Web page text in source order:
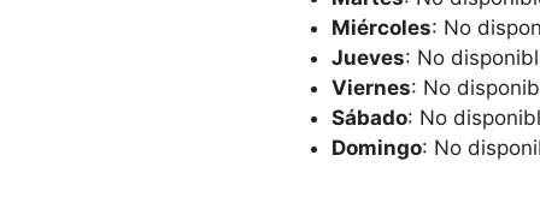
Miércoles: No
Jueves: No
Viernes: No
Sábado: No
Domingo: No